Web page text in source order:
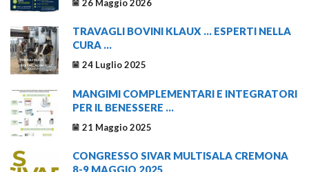
26 Maggio 2026
TRAVAGLI BOVINI KLAUX … ESPERTI NELLA
CURA ...
24 Luglio 2025
MANGIMI COMPLEMENTARI E INTEGRATORI
PER IL BENESSERE ...
21 Maggio 2025
CONGRESSO SIVAR MULTISALA CREMONA
8-9 MAGGIO 2025